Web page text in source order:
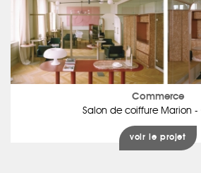
Commerce
Salon de coiffure Marion -
voir le projet